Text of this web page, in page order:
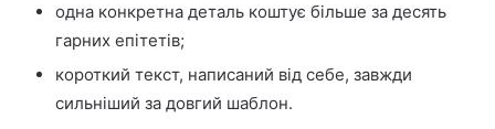
одна конкретна деталь коштує більше за десять
гарних епітетів;
короткий текст, написаний від себе, завжди
сильніший за довгий шаблон.